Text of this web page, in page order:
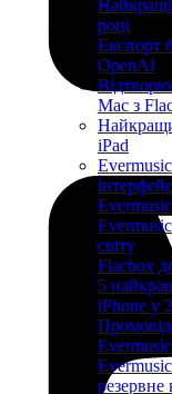
році
Експорт
OpenAI
Mac з
iPad
світу
Flacbox
5
iPhone у
Evermusic
резервне